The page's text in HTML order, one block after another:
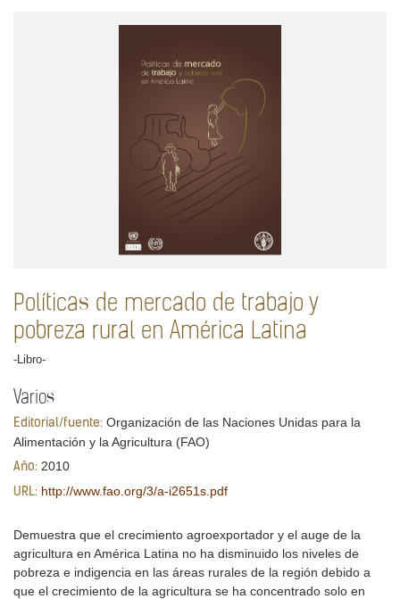
Políticas de mercado de trabajo y
pobreza rural en América Latina
-Libro-
Varios
Editorial/fuente: Organización de las Naciones Unidas para la
Alimentación y la Agricultura (FAO)
Año: 2010
URL: http://www.fao.org/3/a-i2651s.pdf
Demuestra que el crecimiento agroexportador y el auge de la
agricultura en América Latina no ha disminuido los niveles de
pobreza e indigencia en las áreas rurales de la región debido a
que el crecimiento de la agricultura se ha concentrado solo en